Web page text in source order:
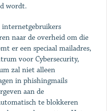
wordt.
internetgebruikers
naar de overheid om die
er een speciaal mailadres,
voor Cybersecurity,
zal niet alleen
in phishingmails
aan de
te blokkeren